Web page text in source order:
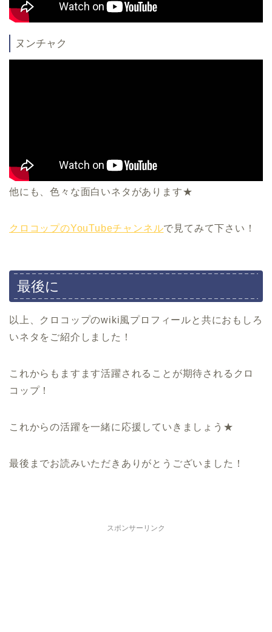
ヌンチャク
他にも、色々な面白いネタがあります★
クロコップのYouTubeチャンネルで見てみて下さい！
最後に
以上、クロコップのwiki風プロフィールと共におもしろ
いネタをご紹介しました！
これからもますます活躍されることが期待されるクロ
コップ！
これからの活躍を一緒に応援していきましょう★
最後までお読みいただきありがとうございました！
スポンサーリンク